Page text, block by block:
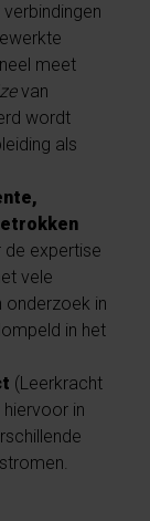
meet
van
wordt
als
de expertise
vele
onderzoek in
in het
(Leerkracht
hiervoor in